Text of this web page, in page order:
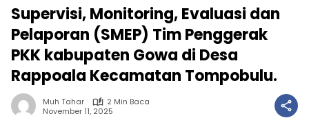
Supervisi, Monitoring, Evaluasi dan
Pelaporan (SMEP) Tim Penggerak
PKK kabupaten Gowa di Desa
Rappoala Kecamatan Tompobulu.
Muh Tahar
2 Min Baca
November 11, 2025